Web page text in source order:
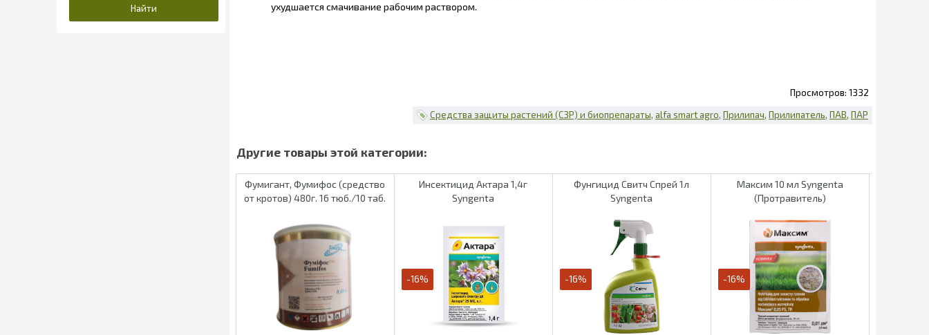
ухудшается смачивание рабочим раствором.
1332
Средства защиты растений (СЗР) и биопрепараты alfa smart agro Прилипач Прилипатель ПАВ ПАР
Фумигант, Фумифос (средство
от кротов) 480г. 16 тюб./10 таб.
Инсектицид Актара 1,4г
Syngenta
-16%
Фунгицид Свитч Спрей 1л
Syngenta
-16%
Максим 10 мл Syngenta
(Протравитель)
-16%